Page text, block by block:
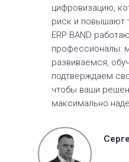
цифровизацию,
риск и повышают
ERP BAND
профессионалы:
развиваемся,
подтверждаем
чтобы ваши
максимально